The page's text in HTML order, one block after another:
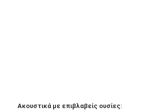
Ακουστικά με επιβλαβείς ουσίες: